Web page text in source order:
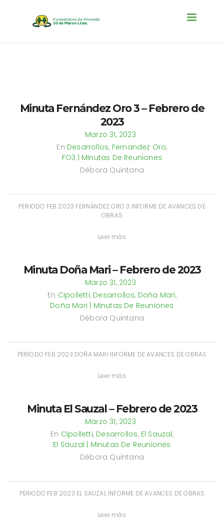
Toggle
Minuta Fernández Oro 3 – Febrero de
2023
Marzo 31, 2023
En Desarrollos, Fernandez Oro,
FO3 | Minutas De Reuniones
Débora Quintana
PERIODO FEB 2023 FERNÁNDEZ ORO 3 INFORME DE AVANCES DE
OBRAS
Leer más
Minuta Doña Mari – Febrero de 2023
Marzo 31, 2023
En Cipolletti, Desarrollos, Doña Mari,
Doña Mari | Minutas De Reuniones
Débora Quintana
PERIODO FEB 2023 DOÑA MARI INFORME DE AVANCES DE OBRAS
Leer más
Minuta El Sauzal – Febrero de 2023
Marzo 31, 2023
En Cipolletti, Desarrollos, El Sauzal,
El Sauzal | Minutas De Reuniones
Débora Quintana
PERIODO FEB 2023 EL SAUZAL INFORME DE AVANCES DE OBRAS
Leer más